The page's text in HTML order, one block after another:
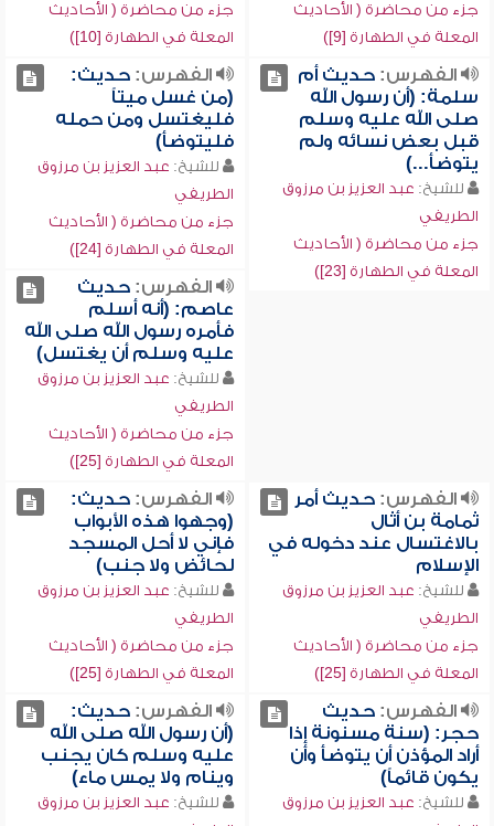
جزء من محاضرة ( الأحاديث
المعلة في الطهارة [9])
جزء من محاضرة ( الأحاديث
المعلة في الطهارة [10])
الفهرس:حديث أم
سلمة: (أن رسول الله
صلى الله عليه وسلم
قبل بعض نسائه ولم
يتوضأ...)
للشيخ: عبد العزيز بن مرزوق
الطريفي
جزء من محاضرة ( الأحاديث
المعلة في الطهارة [23])
الفهرس:حديث:
(من غسل ميتاً
فليغتسل ومن حمله
فليتوضأ)
للشيخ: عبد العزيز بن مرزوق
الطريفي
جزء من محاضرة ( الأحاديث
المعلة في الطهارة [24])
الفهرس:حديث
عاصم: (أنه أسلم
فأمره رسول الله صلى الله
عليه وسلم أن يغتسل)
للشيخ: عبد العزيز بن مرزوق
الطريفي
جزء من محاضرة ( الأحاديث
المعلة في الطهارة [25])
الفهرس:حديث أمر
ثمامة بن أثال
بالاغتسال عند دخوله في
الإسلام
للشيخ: عبد العزيز بن مرزوق
الطريفي
جزء من محاضرة ( الأحاديث
المعلة في الطهارة [25])
الفهرس:حديث:
(وجهوا هذه الأبواب
فإني لا أحل المسجد
لحائض ولا جنب)
للشيخ: عبد العزيز بن مرزوق
الطريفي
جزء من محاضرة ( الأحاديث
المعلة في الطهارة [25])
الفهرس:حديث
حجر: (سنة مسنونة إذا
أراد المؤذن أن يتوضأ وأن
يكون قائماً)
للشيخ: عبد العزيز بن مرزوق
الفهرس:حديث:
(أن رسول الله صلى الله
عليه وسلم كان يجنب
وينام ولا يمس ماء)
للشيخ: عبد العزيز بن مرزوق